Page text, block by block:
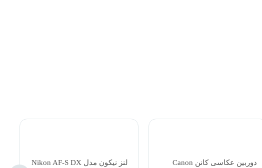
دوربین عکاسی کانن Canon
لنز نیکون مدل Nikon AF-S DX